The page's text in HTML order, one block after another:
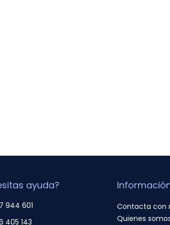
ayuda?
944 601
405 143
Contacta con
Quienes